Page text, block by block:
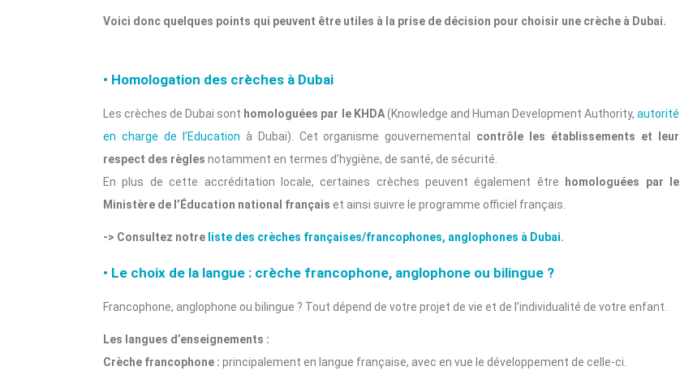
Voici donc quelques points qui peuvent être utiles à la prise de décision pour choisir une crèche à Dubai.
• Homologation des crèches à Dubai
Les crèches de Dubai sont homologuées par le KHDA(Knowledge and Human Development Authority,autorité
en charge de l’Education à Dubai). Cet organisme gouvernemental contrôle les établissements et leur
respect des règles notamment en termes d’hygiène, de santé, de sécurité.
En plus de cette accréditation locale, certaines crèches peuvent également être
homologuées par le
Ministère de l’Éducation national français et ainsi suivre le programme officiel français.
-> Consultez notre liste des crèches françaises/francophones, anglophones à Dubai.
• Le choix de la langue : crèche francophone, anglophone ou bilingue ?
Francophone, anglophone ou bilingue ? Tout dépend de votre projet de vie et de l’individualité de votre enfant.
Les langues d’enseignements :
Crèche francophone : principalement en langue française, avec en vue le développement de celle-ci.